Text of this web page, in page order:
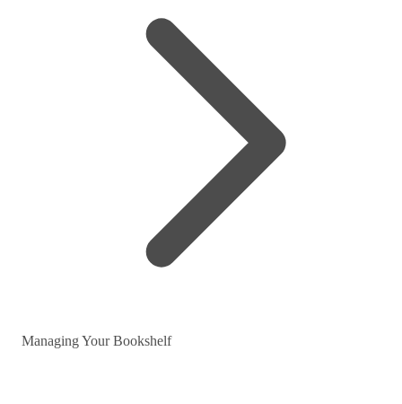
Managing Your Bookshelf